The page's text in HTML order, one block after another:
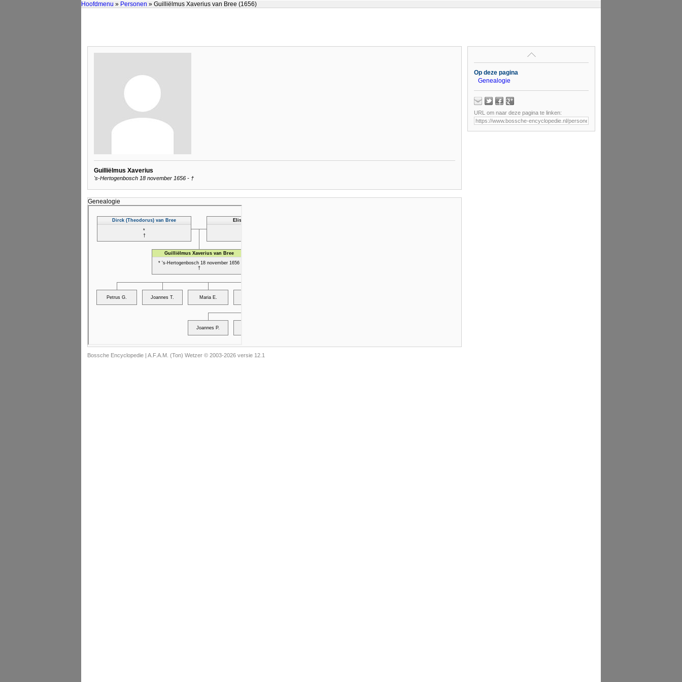
Hoofdmenu » Personen » Guilliëlmus Xaverius van Bree (1656)
Guilliëlmus Xaverius
's-Hertogenbosch 18 november 1656 - †
Genealogie
Op deze pagina
Genealogie
URL om naar deze pagina te linken:
Bossche Encyclopedie | A.F.A.M. (Ton) Wetzer © 2003-2026 versie 12.1